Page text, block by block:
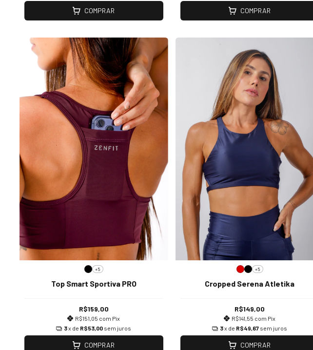
COMPRAR COMPRAR
+5
Top Smart Sportiva PRO
R$159,00
R$151,05 com Pix
3x de R$53,00 sem juros
COMPRAR
+5
Cropped Serena Atletika
R$149,00
R$141,55 com Pix
3x de R$49,67 sem juros
COMPRAR